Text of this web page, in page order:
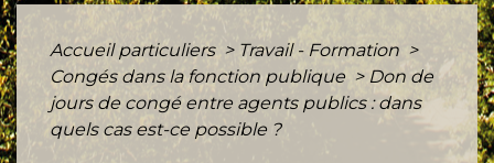
Accueil particuliers > Travail - Formation >
Congés dans la fonction publique > Don de
jours de congé entre agents publics : dans
quels cas est-ce possible ?